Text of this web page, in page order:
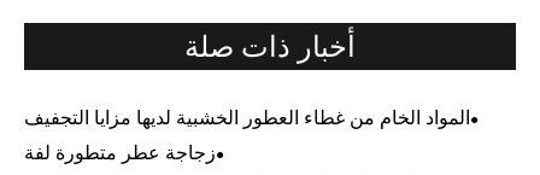
أخبار ذات صلة
المواد الخام من غطاء العطور الخشبية لديها مزايا التجفيف
زجاجة عطر متطورة لفة